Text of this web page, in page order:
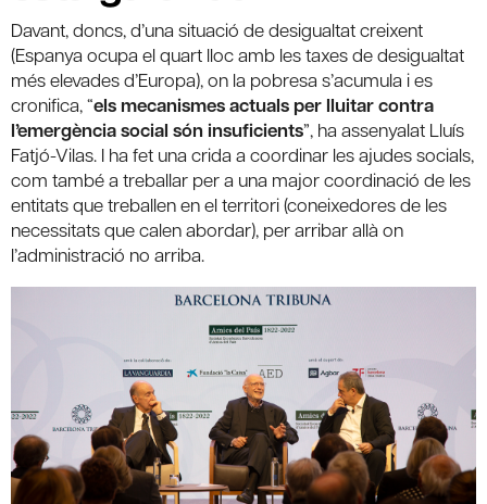
Davant, doncs, d’una situació de desigualtat creixent
(Espanya ocupa el quart lloc amb les taxes de desigualtat
més elevades d’Europa), on la pobresa s’acumula i es
cronifica, “els mecanismes actuals per lluitar contra
l’emergència social són insuficients”, ha assenyalat Lluís
Fatjó-Vilas. I ha fet una crida a coordinar les ajudes socials,
com també a treballar per a una major coordinació de les
entitats que treballen en el territori (coneixedores de les
necessitats que calen abordar), per arribar allà on
l’administració no arriba.